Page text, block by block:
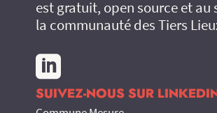
est gratuit, open source et au
la communauté des Tiers

SUIVEZ-NOUS SUR